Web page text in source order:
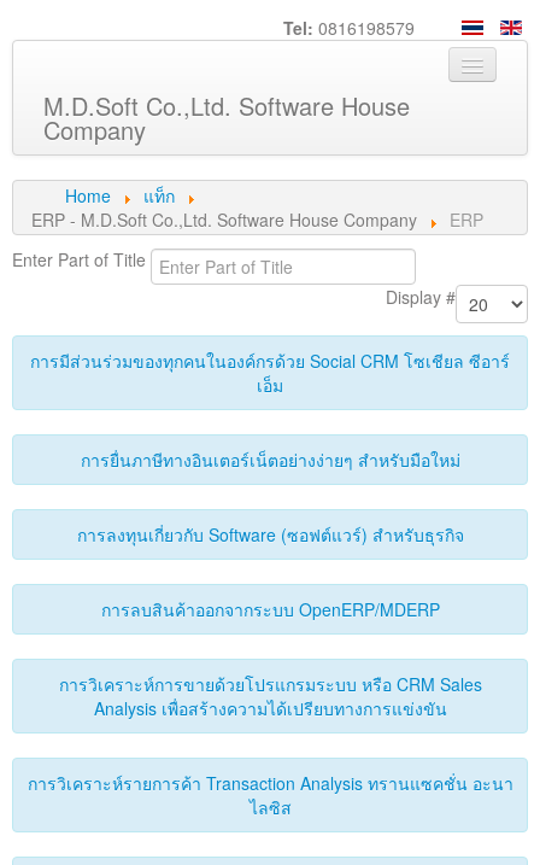
Tel: 0816198579
M.D.Soft Co.,Ltd. Software House
Company
Home
About us
Service
Knowledge
Career
Contact us
Forums
Home
แท็ก
ERP - M.D.Soft Co.,Ltd. Software House Company
ERP
Enter Part of Title
Display #
การมีส่วนร่วมของทุกคนในองค์กรด้วย Social CRM โซเชียล ซีอาร์
เอ็ม
การยื่นภาษีทางอินเตอร์เน็ตอย่างง่ายๆ สำหรับมือใหม่
การลงทุนเกี่ยวกับ Software (ซอฟต์แวร์) สำหรับธุรกิจ
การลบสินค้าออกจากระบบ OpenERP/MDERP
การวิเคราะห์การขายด้วยโปรแกรมระบบ หรือ CRM Sales
Analysis เพื่อสร้างความได้เปรียบทางการแข่งขัน
การวิเคราะห์รายการค้า Transaction Analysis ทรานแซคชั่น อะนา
ไลซิส